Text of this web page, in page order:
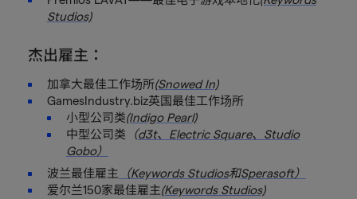
Studios)
杰出雇主：
加拿大最佳工作场所(Snowed In)
GamesIndustry.biz英国最佳工作场所
小型公司类(Indigo Pearl)
中型公司类 （d3t、 Electric Square、 Studio
Gobo）
波兰最佳雇主 （Keywords Studios和Sperasoft）
爱尔兰150家最佳雇主(Keywords Studios)